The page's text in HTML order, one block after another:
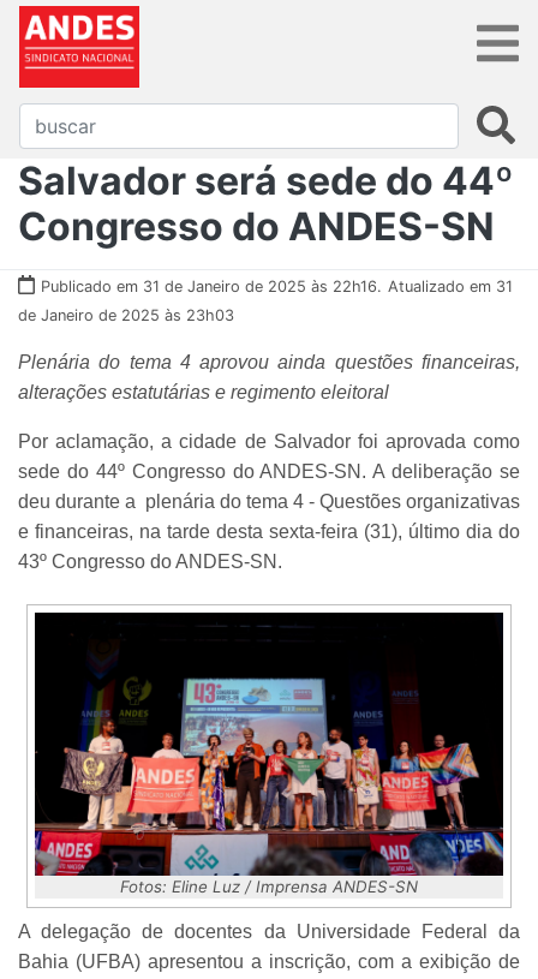
Salvador será sede do 44º
Congresso do ANDES-SN
Publicado em 31 de Janeiro de 2025 às 22h16. Atualizado em 31
de Janeiro de 2025 às 23h03
Plenária do tema 4 aprovou ainda questões financeiras,
alterações estatutárias e regimento eleitoral
Por aclamação, a cidade de Salvador foi aprovada como
sede do 44º Congresso do ANDES-SN. A deliberação se
deu durante a plenária do tema 4 - Questões organizativas
e financeiras, na tarde desta sexta-feira (31), último dia do
43º Congresso do ANDES-SN.
Fotos: Eline Luz / Imprensa ANDES-SN
A delegação de docentes da Universidade Federal da
Bahia (UFBA) apresentou a inscrição, com a exibição de